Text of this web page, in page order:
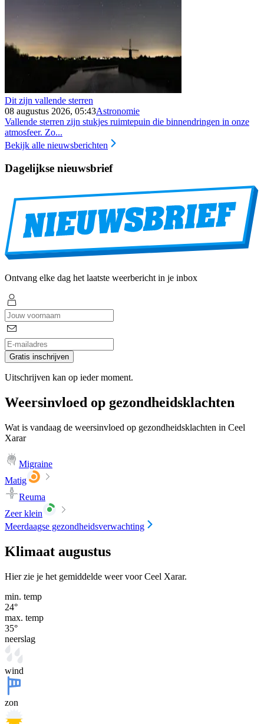
Dit zijn vallende sterren
08 augustus 2026, 05:43Astronomie
Vallende sterren zijn stukjes ruimtepuin die binnendringen in onze
atmosfeer. Zo...
Bekijk alle nieuwsberichten
Dagelijkse nieuwsbrief
Ontvang elke dag het laatste weerbericht in je inbox
Gratis inschrijven
Uitschrijven kan op ieder moment.
Weersinvloed op gezondheidsklachten
Wat is vandaag de weersinvloed op gezondheidsklachten in Ceel
Xarar
Migraine
Matig
Reuma
Zeer klein
Meerdaagse gezondheidsverwachting
Klimaat augustus
Hier zie je het gemiddelde weer voor Ceel Xarar.
min. temp
24°
max. temp
35°
neerslag
wind
zon